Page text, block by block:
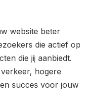
website beter
die actief op
die jij aanbiedt.
hogere
succes voor jouw